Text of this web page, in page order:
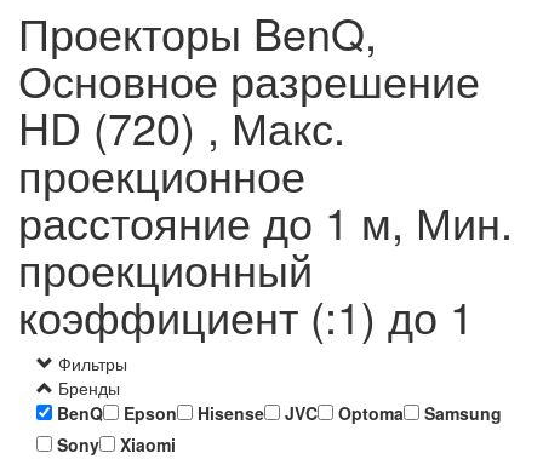
Проекторы BenQ,
Основное разрешение
HD (720) , Макс.
проекционное
расстояние до 1 м, Мин.
проекционный
коэффициент (:1) до 1
Фильтры
Бренды
BenQ
Epson Hisense JVC Optoma
Samsung
Sony
Xiaomi